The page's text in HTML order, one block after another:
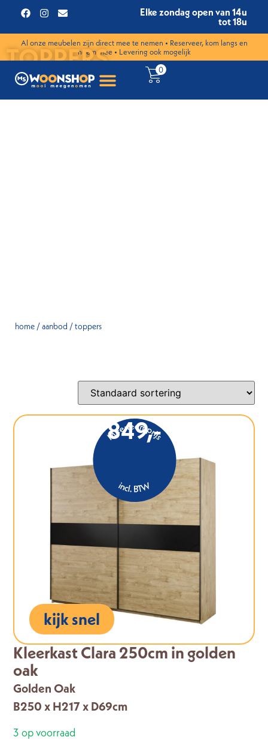
Elke zondag open van 14u
tot 18u
Al onze meubelen zijn direct mee te nemen • Reserveer, kom langs en
neem mee • Levering ook mogelijk
0
TOPPERS
home /aanbod / toppers
849,-
kijk snel
Kleerkast Clara 250cm in golden
oak
Golden Oak
B250 x H217 x D69cm
3 op voorraad